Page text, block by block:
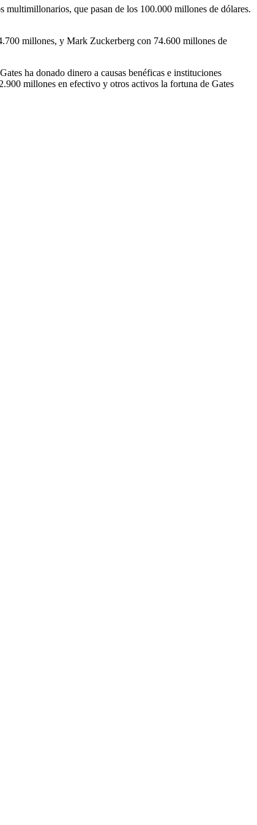
que pasan de los 100.000 millones de dólares.
millones, y Mark Zuckerberg con 74.600 millones de
ha donado dinero a causas benéficas e instituciones
millones en efectivo y otros activos la fortuna de Gates